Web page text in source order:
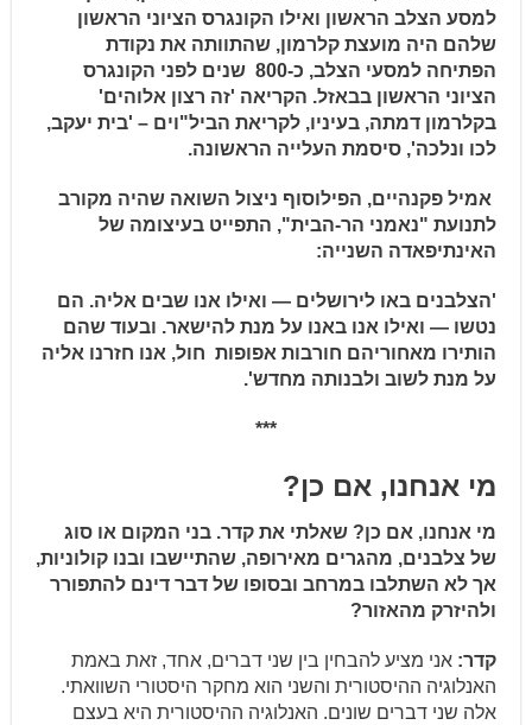
למסע הצלב הראשון ואילו הקונגרס הציוני הראשון
שלהם היה מועצת קלרמון, שהתוותה את נקודת
הפתיחה למסעי הצלב, כ-800
שנים לפני הקונגרס
הציוני הראשון בבאזל. הקריאה 'זה רצון אלוהים'
בקלרמון דמתה, בעיניו, לקריאת הביל"וים – 'בית יעקב,
לכו ונלכה', סיסמת העלייה הראשונה.
אמיל פקנהיים, הפילוסוף ניצול השואה שהיה מקורב
לתנועת "נאמני הר-הבית", התפייט בעיצומה של
האינתיפאדה השנייה:
'הצלבנים באו לירושלים — ואילו אנו שבים אליה. הם
נטשו — ואילו אנו באנו על מנת להישאר. ובעוד שהם
הותירו מאחוריהם חורבות אפופות חול, אנו חזרנו אליה
על מנת לשוב ולבנותה מחדש'.
***
מי אנחנו, אם כן?
מי אנחנו, אם כן? שאלתי את קדר. בני המקום או סוג
של צלבנים, מהגרים מאירופה, שהתיישבו ובנו קולוניות,
אך לא השתלבו במרחב ובסופו של דבר דינם להתפורר
ולהיזרק מהאזור?
קדר: אני מציע להבחין בין שני דברים, אחד, זאת באמת
האנלוגיה ההיסטורית והשני הוא מחקר היסטורי השוואתי.
אלה שני דברים שונים. האנלוגיה ההיסטורית היא בעצם